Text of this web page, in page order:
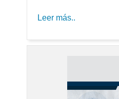
Leer más..